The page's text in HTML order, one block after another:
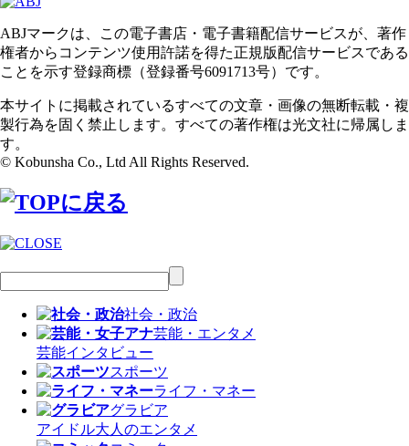
ABJマークは、この電子書店・電子書籍配信サービスが、著作
権者からコンテンツ使用許諾を得た正規版配信サービスである
ことを示す登録商標（登録番号6091713号）です。
本サイトに掲載されているすべての文章・画像の無断転載・複
製行為を固く禁止します。すべての著作権は光文社に帰属しま
す。
© Kobunsha Co., Ltd All Rights Reserved.
社会・政治
芸能・エンタメ
芸能インタビュー
スポーツ
ライフ・マネー
グラビア
アイドル大人のエンタメ